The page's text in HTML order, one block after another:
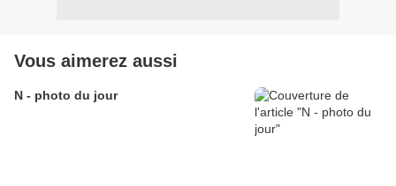
Vous aimerez aussi
N - photo du jour